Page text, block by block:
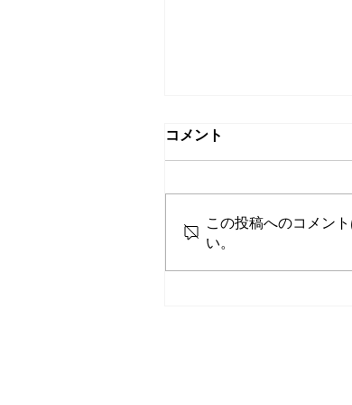
創業１１周年を迎え
コメント
この投稿へのコメン
い。